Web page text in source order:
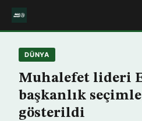
DÜNYA
Muhalefet lideri
başkanlık
gösterildi